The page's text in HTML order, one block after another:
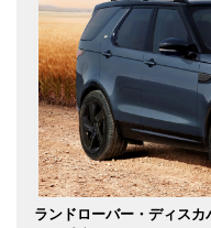
ランドローバー・ディス